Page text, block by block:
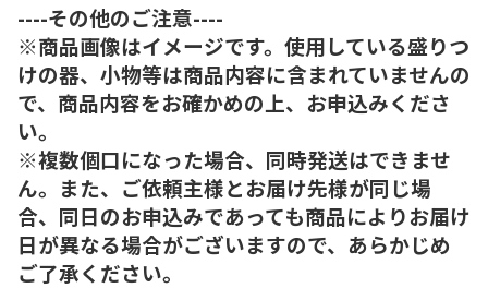
----その他のご注意----
※商品画像はイメージです。使用している盛りつ
けの器、小物等は商品内容に含まれていませんの
で、商品内容をお確かめの上、お申込みくださ
い。
※複数個口になった場合、同時発送はできませ
ん。また、ご依頼主様とお届け先様が同じ場
合、同日のお申込みであっても商品によりお届け
日が異なる場合がございますので、あらかじめ
ご了承ください。